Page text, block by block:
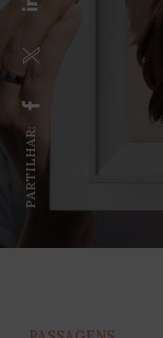
PARTILHAR: